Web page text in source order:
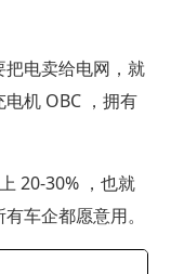
电卖给电网，就
机 OBC ，拥有
20-30% ，也就
车企都愿意用。